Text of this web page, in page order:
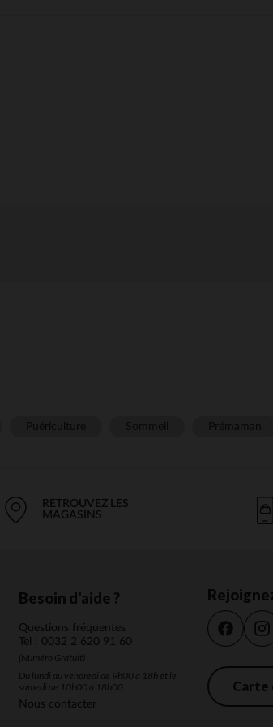
RETROUVEZ LES
MAGASINS
Besoin d'aide ?
Questions fréquentes
Tel : 0032 2 620 91 60
(Numéro Gratuit)
Du lundi au vendredi de 9h00 à 18h et le
samedi de 10h00 à 18h00
Nous contacter
Carte